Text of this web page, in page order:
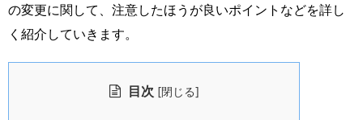
の変更に関して、注意したほうが良いポイントなどを詳し
く紹介していきます。
目次 [閉じる]